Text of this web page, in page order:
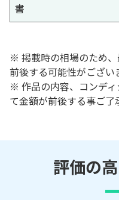
書
※ 掲載時の相場のため
前後する可能性がござい
※ 作品の内容、コンデ
て金額が前後する事ご了
評価の